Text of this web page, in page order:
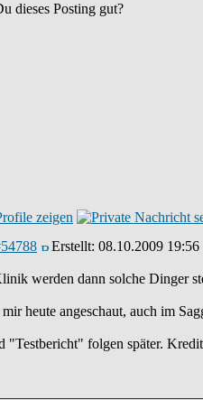
dieses Posting gut?
Erstellt: 08.10.2009 19:56
werden dann solche Dinger
heute angeschaut, auch im
"Testbericht" folgen später.